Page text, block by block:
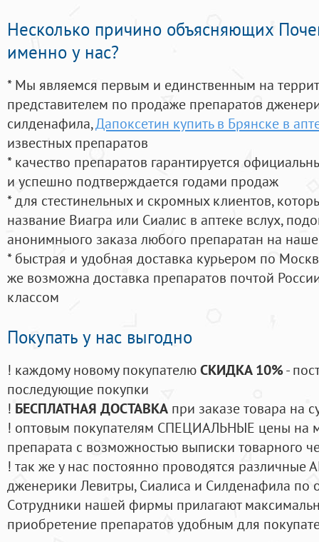
Несколько причино объясняющих
именно у нас?
* Мы являемся первым и единственным на
представителем по продаже препаратов
силденафила,Дапоксетин купить в Брянске в
известных препаратов
* качество препаратов гарантируется
и успешно подтверждается годами продаж
* для стестинельных и скромных клиентов,
название Виагра или Сиалис в аптеке вслух,
анонимныого заказа любого препаратан на
* быстрая и удобная доставка курьером по
же возможна доставка препаратов почтой
классом
Покупать у нас выгодно
! каждому новому покупателюСКИДКА 10%-
последующие покупки
! БЕСПЛАТНАЯ ДОСТАВКА при заказе товара на
! оптовым покупателям СПЕЦИАЛЬНЫЕ цены на
препарата с возможностью выписки товарного
! так же у нас постоянно проводятся
дженерики Левитры, Сиалиса и Силденафила по
Cотрудники нашей фирмы прилагают
приобретение препаратов удобным для